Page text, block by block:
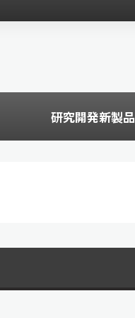
研究開発新製品